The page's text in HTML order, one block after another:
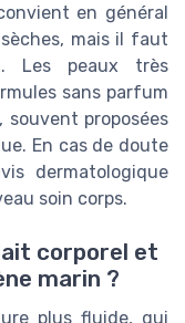
en général
mais il faut
Les peaux très
sans parfum
proposées
En cas de doute
dermatologique
soin corps.
corporel et
marin ?
plus fluide, qui